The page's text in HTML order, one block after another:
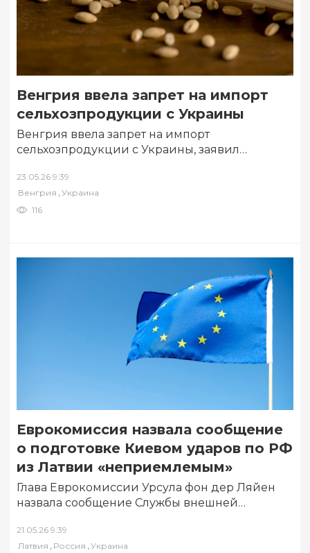
Венгрия ввела запрет на импорт
сельхозпродукции с Украины
Венгрия ввела запрет на импорт
сельхозпродукции с Украины, заявил
мая сообщает РИА Новости….
23.05.26 9:39
Венгрия ,Украина
116
Еврокомиссия назвала сообщение
о подготовке Киевом ударов по РФ
из Латвии «неприемлемым»
Глава Еврокомиссии Урсула фон дер Ляйен
назвала сообщение Службы внешней
ударов по РФ…
21.05.26 9:39
Латвия , Россия ,Украина